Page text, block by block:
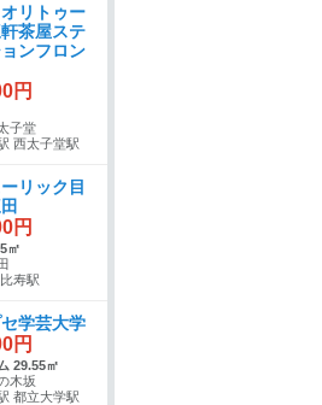
リトゥー
茶屋ステ
ンフロン
円
子堂
西太子堂駅
リック目
円
㎡
寿駅
学芸大学
円
29.55㎡
木坂
都立大学駅